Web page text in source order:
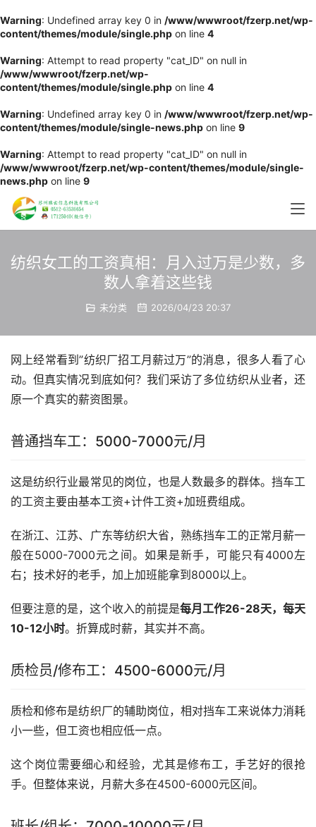
Warning: Undefined array key 0 in /www/wwwroot/fzerp.net/wp-
content/themes/module/single.php on line 4
Warning: Attempt to read property "cat_ID" on null in
/www/wwwroot/fzerp.net/wp-
content/themes/module/single.php on line 4
Warning: Undefined array key 0 in /www/wwwroot/fzerp.net/wp-
content/themes/module/single-news.php on line 9
Warning: Attempt to read property "cat_ID" on null in
/www/wwwroot/fzerp.net/wp-content/themes/module/single-
news.php on line 9
纺织女工的工资真相：月入过万是少数，多
数人拿着这些钱
未分类 2026/04/23 20:37
网上经常看到”纺织厂招工月薪过万”的消息，很多人看了心
动。但真实情况到底如何？我们采访了多位纺织从业者，还
原一个真实的薪资图景。
普通挡车工：5000-7000元/月
这是纺织行业最常见的岗位，也是人数最多的群体。挡车工
的工资主要由基本工资+计件工资+加班费组成。
在浙江、江苏、广东等纺织大省，熟练挡车工的正常月薪一
般在5000-7000元之间。如果是新手，可能只有4000左
右；技术好的老手，加上加班能拿到8000以上。
但要注意的是，这个收入的前提是每月工作26-28天，每天
10-12小时。折算成时薪，其实并不高。
质检员/修布工：4500-6000元/月
质检和修布是纺织厂的辅助岗位，相对挡车工来说体力消耗
小一些，但工资也相应低一点。
这个岗位需要细心和经验，尤其是修布工，手艺好的很抢
手。但整体来说，月薪大多在4500-6000元区间。